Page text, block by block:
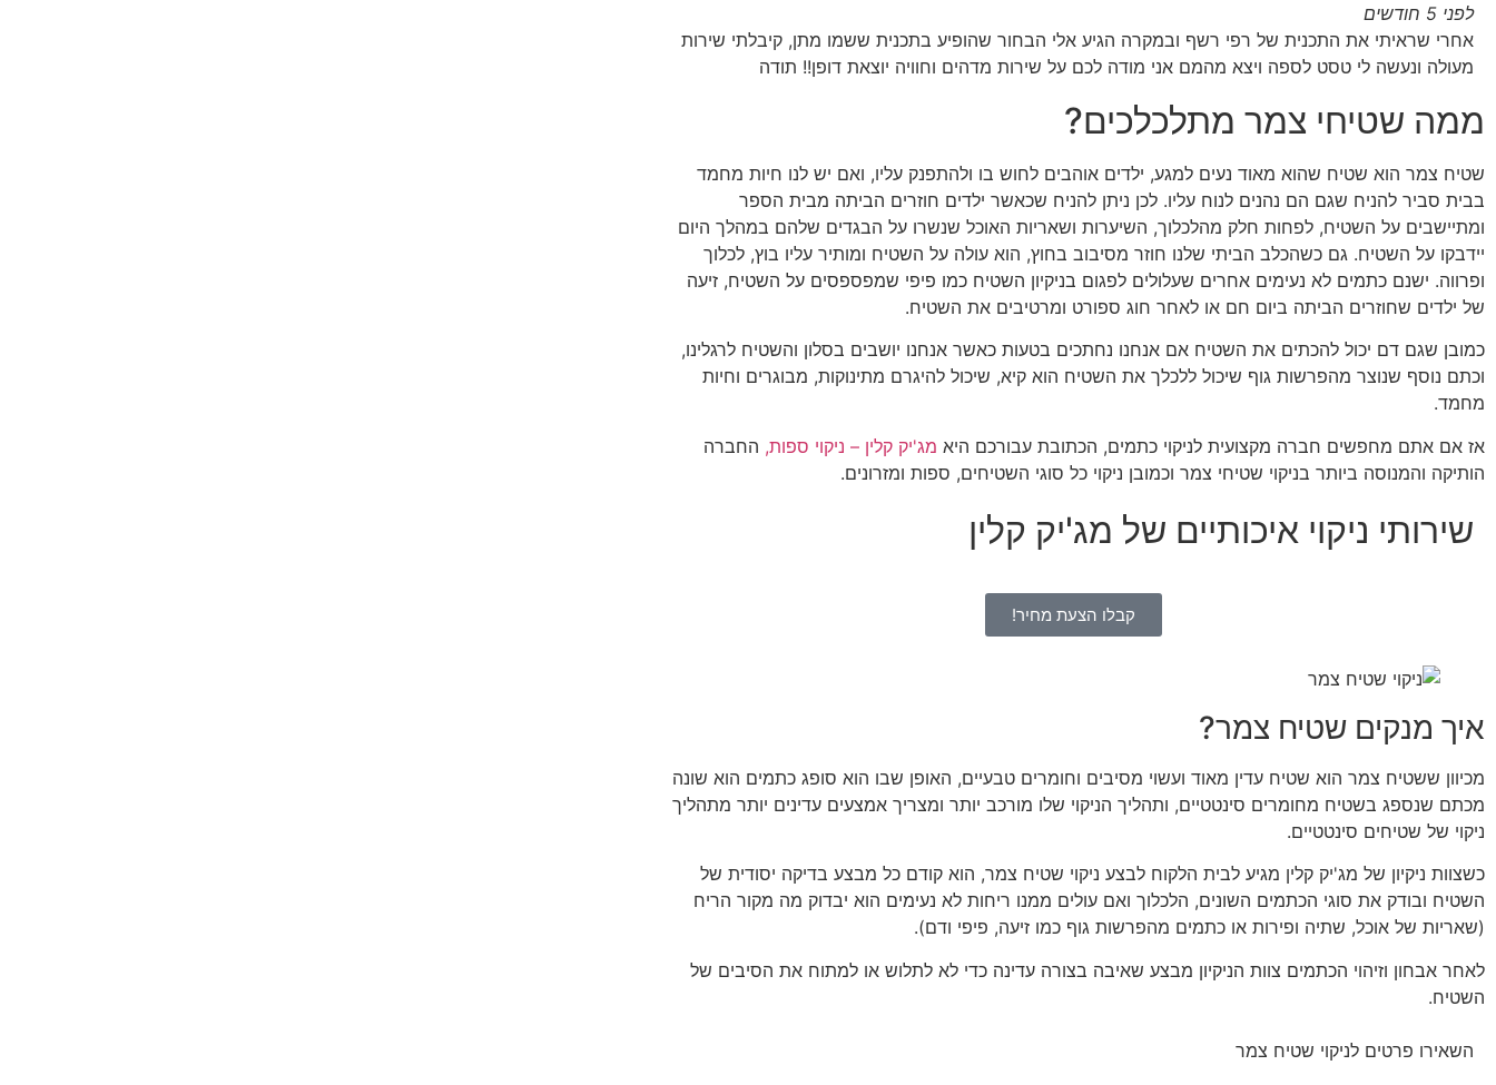
לפני 5 חודשים
אחרי שראיתי את התכנית של רפי רשף ובמקרה הגיע אלי הבחור שהופיע בתכנית ששמו מתן, קיבלתי שירות
מעולה ונעשה לי טסט לספה ויצא מהמם אני מודה לכם על שירות מדהים וחוויה יוצאת דופן!! תודה
ממה שטיחי צמר מתלכלכים?
שטיח צמר הוא שטיח שהוא מאוד נעים למגע, ילדים אוהבים לחוש בו ולהתפנק עליו, ואם יש לנו חיות מחמד
בבית סביר להניח שגם הם נהנים לנוח עליו. לכן ניתן להניח שכאשר ילדים חוזרים הביתה מבית הספר
ומתיישבים על השטיח, לפחות חלק מהלכלוך, השיערות ושאריות האוכל שנשרו על הבגדים שלהם במהלך היום
יידבקו על השטיח. גם כשהכלב הביתי שלנו חוזר מסיבוב בחוץ, הוא עולה על השטיח ומותיר עליו בוץ, לכלוך
ופרווה. ישנם כתמים לא נעימים אחרים שעלולים לפגום בניקיון השטיח כמו פיפי שמפספסים על השטיח, זיעה
של ילדים שחוזרים הביתה ביום חם או לאחר חוג ספורט ומרטיבים את השטיח.
כמובן שגם דם יכול להכתים את השטיח אם אנחנו נחתכים בטעות כאשר אנחנו יושבים בסלון והשטיח לרגלינו,
וכתם נוסף שנוצר מהפרשות גוף שיכול ללכלך את השטיח הוא קיא, שיכול להיגרם מתינוקות, מבוגרים וחיות
מחמד.
אז אם אתם מחפשים חברה מקצועית לניקוי כתמים, הכתובת עבורכם היא מג'יק קלין – ניקוי ספות, החברה
הותיקה והמנוסה ביותר בניקוי שטיחי צמר וכמובן ניקוי כל סוגי השטיחים, ספות ומזרונים.
שירותי ניקוי איכותיים של מג'יק קלין
קבלו הצעת מחיר!
איך מנקים שטיח צמר?
מכיוון ששטיח צמר הוא שטיח עדין מאוד ועשוי מסיבים וחומרים טבעיים, האופן שבו הוא סופג כתמים הוא שונה
מכתם שנספג בשטיח מחומרים סינטטיים, ותהליך הניקוי שלו מורכב יותר ומצריך אמצעים עדינים יותר מתהליך
ניקוי של שטיחים סינטטיים.
כשצוות ניקיון של מג'יק קלין מגיע לבית הלקוח לבצע ניקוי שטיח צמר, הוא קודם כל מבצע בדיקה יסודית של
השטיח ובודק את סוגי הכתמים השונים, הלכלוך ואם עולים ממנו ריחות לא נעימים הוא יבדוק מה מקור הריח
(שאריות של אוכל, שתיה ופירות או כתמים מהפרשות גוף כמו זיעה, פיפי ודם).
לאחר אבחון וזיהוי הכתמים צוות הניקיון מבצע שאיבה בצורה עדינה כדי לא לתלוש או למתוח את הסיבים של
השטיח.
השאירו פרטים לניקוי שטיח צמר